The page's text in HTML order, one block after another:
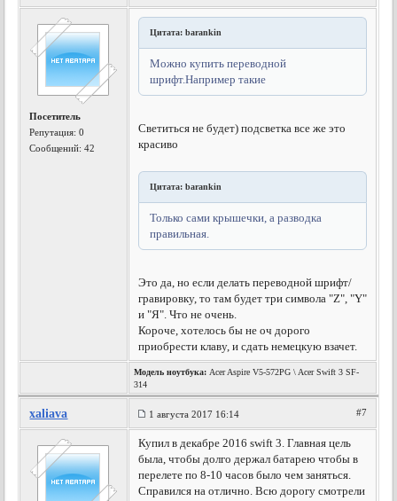
Посетитель
Репутация:0
Сообщений: 42
Цитата: barankin
Можно купить переводной
шрифт.Например такие
Светиться не будет) подсветка все же это
красиво
Цитата: barankin
Только сами крышечки, а разводка
правильная.
Это да, но если делать переводной шрифт/
гравировку, то там будет три символа "Z", "Y"
и "Я". Что не очень.
Короче, хотелось бы не оч дорого
приобрести клаву, и сдать немецкую взачет.
Модель ноутбука: Acer Aspire V5-572PG \ Acer Swift 3 SF-
314
xaliava 1 августа 2017 16:14 #7
Купил в декабре 2016 swift 3. Главная цель
была, чтобы долго держал батарею чтобы в
перелете по 8-10 часов было чем заняться.
Справился на отлично. Всю дорогу смотрели